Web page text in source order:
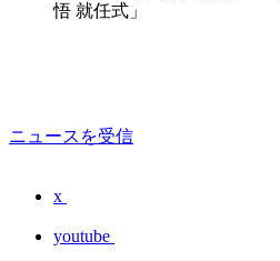
悟 就任式」
ニュースを受信
x
youtube